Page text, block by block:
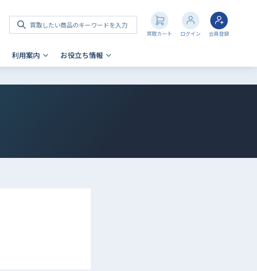
買取カート ログイン 会員登録
利用案内 お役立ち情報